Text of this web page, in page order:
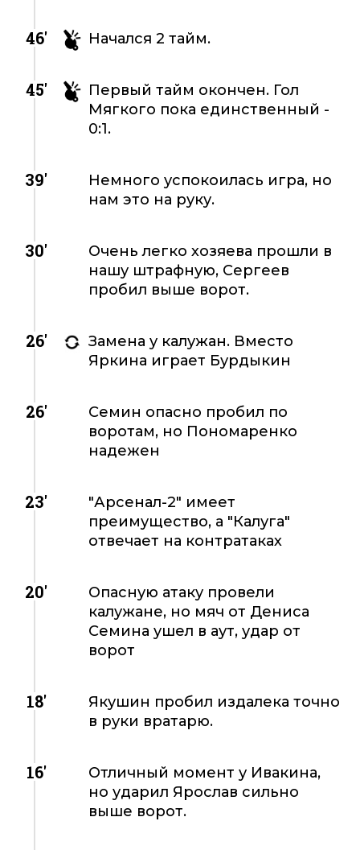
46' Начался 2 тайм.
45'
Первый тайм окончен. Гол
Мягкого пока единственный -
0:1.
39'
Немного успокоилась игра, но
нам это на руку.
30'
Очень легко хозяева прошли в
нашу штрафную, Сергеев
пробил выше ворот.
26'
Замена у калужан. Вместо
Яркина играет Бурдыкин
26'
Семин опасно пробил по
воротам, но Пономаренко
надежен
23'
"Арсенал-2" имеет
преимущество, а "Калуга"
отвечает на контратаках
20'
Опасную атаку провели
калужане, но мяч от Дениса
Семина ушел в аут, удар от
ворот
18'
Якушин пробил издалека точно
в руки вратарю.
16'
Отличный момент у Ивакина,
но ударил Ярослав сильно
выше ворот.